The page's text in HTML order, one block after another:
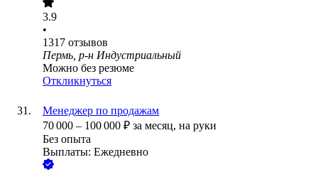
3.9
•
1317 отзывов
Пермь, р-н Индустриальный
Можно без резюме
Откликнуться
Менеджер по продажам
70 000 – 100 000 ₽ за месяц, на руки
Без опыта
Выплаты: Ежедневно